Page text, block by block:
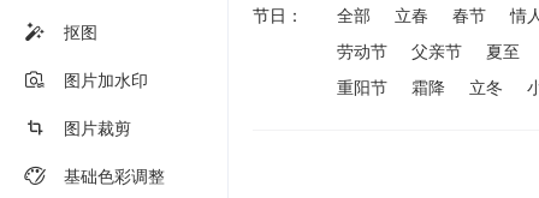
抠图
图片加水印
图片裁剪
基础色彩调整
节日： 全部 立春 春节
情
劳动节
父亲节
夏至
重阳节
霜降 立冬